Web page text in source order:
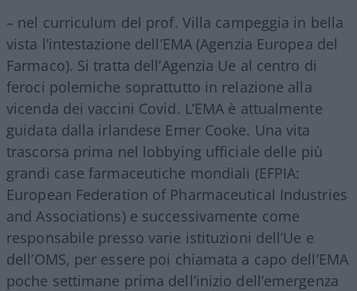
– nel curriculum del prof. Villa campeggia in bella
vista l’intestazione dell’EMA (Agenzia Europea del
Farmaco). Si tratta dell’Agenzia Ue al centro di
feroci polemiche soprattutto in relazione alla
vicenda dei vaccini Covid. L’EMA è attualmente
guidata dalla irlandese Emer Cooke. Una vita
trascorsa prima nel lobbying ufficiale delle più
grandi case farmaceutiche mondiali (EFPIA:
European Federation of Pharmaceutical Industries
and Associations) e successivamente come
responsabile presso varie istituzioni dell’Ue e
dell’OMS, per essere poi chiamata a capo dell’EMA
poche settimane prima dell’inizio dell’emergenza